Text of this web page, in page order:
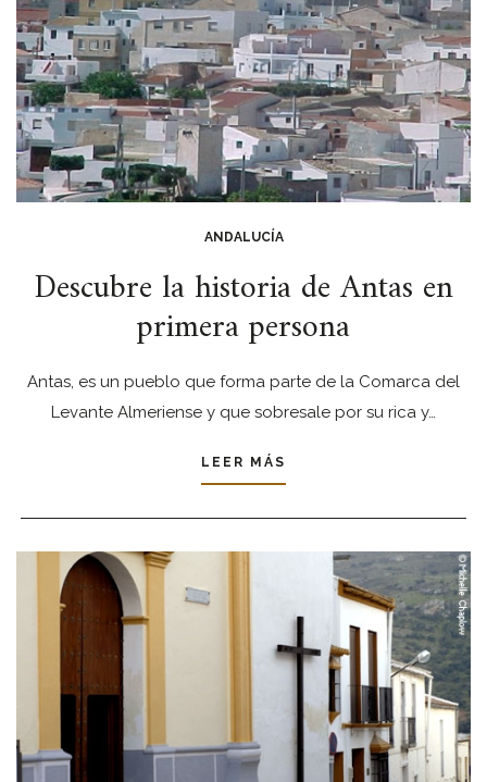
ANDALUCÍA
Descubre la historia de Antas en
primera persona
Antas, es un pueblo que forma parte de la Comarca del
Levante Almeriense y que sobresale por su rica y…
LEER MÁS